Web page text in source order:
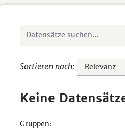
Sortieren nach
Keine
Gruppen: